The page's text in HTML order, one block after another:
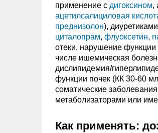
применение с дигоксином,
ацетилсалициловая
преднизолон),
циталопрам, флуоксетин,
отеки, нарушение функции
числе ишемическая
дислипидемия/
функции почек (КК 30-60
соматические
метаболизаторами или
Как применять: